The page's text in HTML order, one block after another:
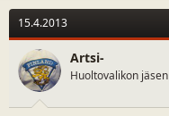
15.4.2013
Artsi-
Huoltovalikon jäsen